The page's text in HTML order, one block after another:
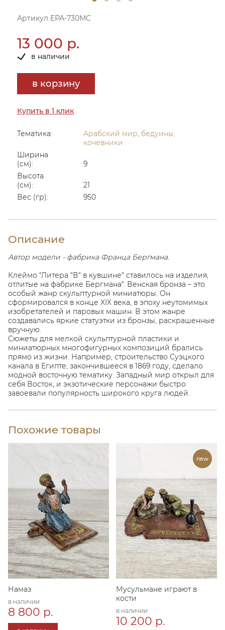
Артикул ЕРА-730МС
13 000 р.
в наличии
в корзину
Купить в 1 клик
Тематика:
Арабский мир, бедуины,
кочевники
Ширина
(см):
9
Высота
(см):
21
Вес (гр):
950
Описание
Автор модели - фабрика Франца Бергмана.
Клеймо "Литера "В" в кувшине" ставилось на изделия,
отлитые на фабрике Бергмана". Венская бронза – это
особый жанр скульптурной миниатюры. Он
сформировался в конце XIX века, в эпоху неутомимых
изобретателей и паровых машин. В этом жанре
создавались яркие статуэтки из бронзы, раскрашенные
вручную.
Сюжеты для мелкой скульптурной пластики и
миниатюрных многофигурных композиций брались
прямо из жизни. Например, строительство Суэцкого
канала в Египте, закончившееся в 1869 году, сделало
модной восточную тематику. Западный мир открыл для
себя Восток, и экзотические персонажи быстро
завоевали популярность широкого круга людей.
Похожие товары
Намаз
в наличии
8 800 р.
Мусульмане играют в
кости
в наличии
10 200 р.